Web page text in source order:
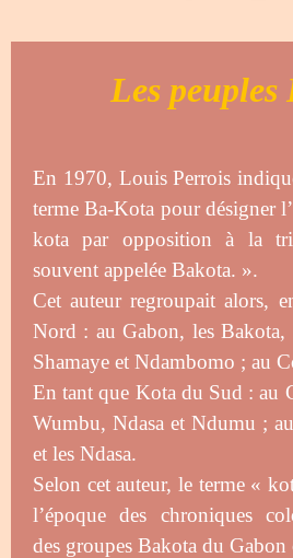
Les peuples
En 1970, Louis Perrois
terme Ba-Kota pour désigner
kota par opposition à la
souvent appelée Bakota. ».
Cet auteur regroupait alors,
Nord : au Gabon, les Bakota,
Shamaye et Ndambomo ; au
En tant que Kota du Sud : au
Wumbu, Ndasa et Ndumu ;
et les Ndasa.
Selon cet auteur, le terme «
l’époque des chroniques
des groupes Bakota du Gabon